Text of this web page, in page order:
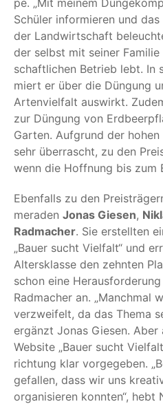
pe. „Mit mei­nem
Schü­ler infor­mie­ren und
der Land­wirt­schaft
der selbst mit sei­ner
schaft­li­chen Betrieb lebt.
miert er über die Dün­gung
Arten­viel­falt aus­wirkt.
zur Dün­gung von
Gar­ten. Auf­grund der
sehr über­rascht, zu den
wenn die Hoff­nung bis zum
Eben­falls zu den
me­ra­den Jonas Gie­sen,
Rad­ma­cher. Sie erstell­ten
„Bau­er sucht Viel­falt“ und
Alters­klas­se den zehn­ten
schon eine
Rad­ma­cher an. „Manch­mal
ver­zwei­felt, da das The­ma
ergänzt Jonas Gie­sen.
Web­site „Bau­er sucht
rich­tung klar vor­ge­ge­ben. „
gefal­len, dass wir uns
orga­ni­sie­ren konn­ten“, hebt